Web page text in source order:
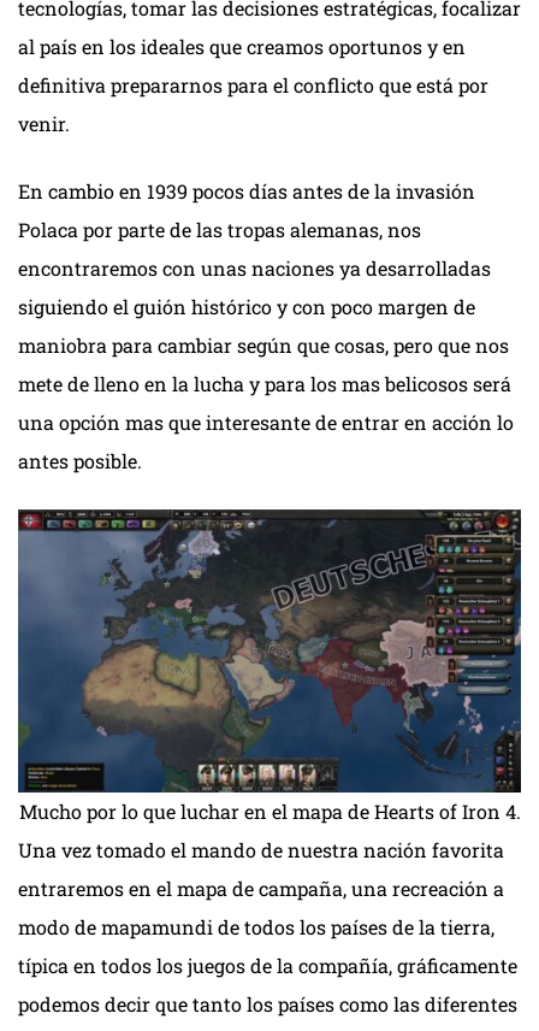
tecnologías, tomar las decisiones estratégicas, focalizar
al país en los ideales que creamos oportunos y en
definitiva prepararnos para el conflicto que está por
venir.
En cambio en 1939 pocos días antes de la invasión
Polaca por parte de las tropas alemanas, nos
encontraremos con unas naciones ya desarrolladas
siguiendo el guión histórico y con poco margen de
maniobra para cambiar según que cosas, pero que nos
mete de lleno en la lucha y para los mas belicosos será
una opción mas que interesante de entrar en acción lo
antes posible.
Mucho por lo que luchar en el mapa de Hearts of Iron 4.
Una vez tomado el mando de nuestra nación favorita
entraremos en el mapa de campaña, una recreación a
modo de mapamundi de todos los países de la tierra,
típica en todos los juegos de la compañía, gráficamente
podemos decir que tanto los países como las diferentes